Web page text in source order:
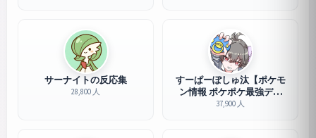
サーナイトの反応集
28,800 人
すーぱーぽしゅ汰【ポケモ
ン情報 ポケポケ最強デッ
キ】
37,900 人